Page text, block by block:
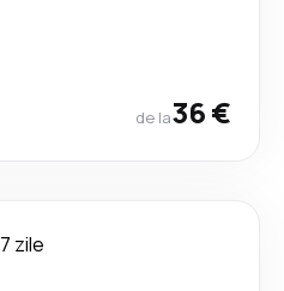
de la36 €
7 zile